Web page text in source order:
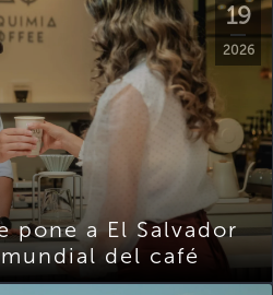
19
2026
pone a El Salvador
del café